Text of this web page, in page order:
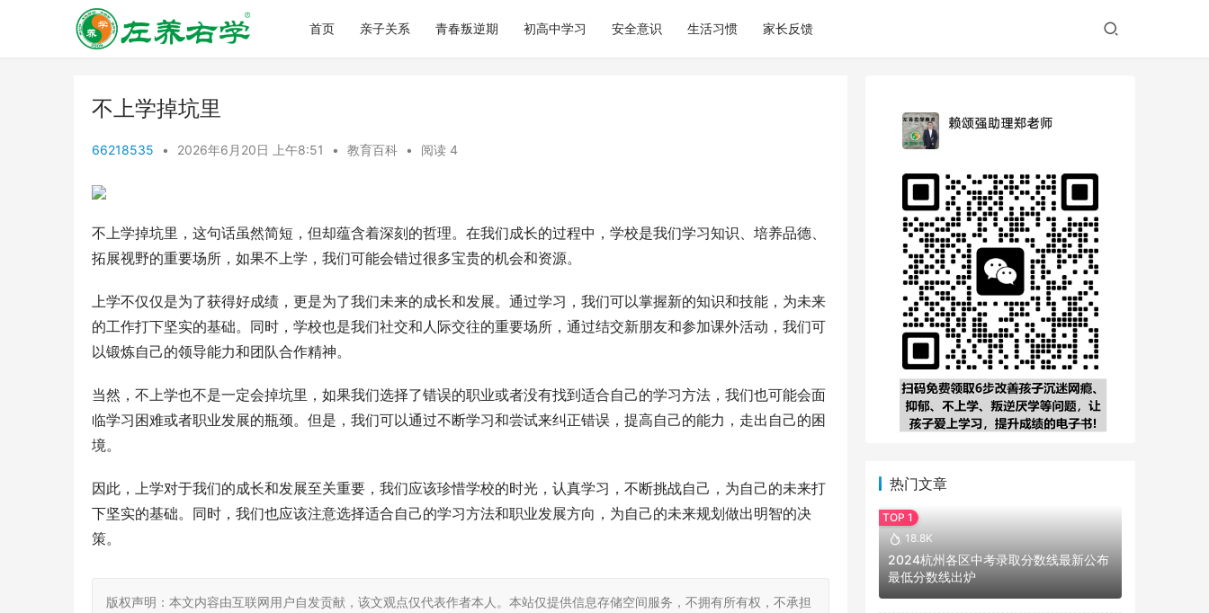
首页 亲子关系 青春叛逆期 初高中学习 安全意识 生活习惯 家长反馈
不上学掉坑里
66218535 • 2026年6月20日 上午8:51 • 教育百科 • 阅读 4
不上学掉坑里，这句话虽然简短，但却蕴含着深刻的哲理。在我们成长的过程中，学校是我们学习知识、培养品德、
拓展视野的重要场所，如果不上学，我们可能会错过很多宝贵的机会和资源。
上学不仅仅是为了获得好成绩，更是为了我们未来的成长和发展。通过学习，我们可以掌握新的知识和技能，为未来
的工作打下坚实的基础。同时，学校也是我们社交和人际交往的重要场所，通过结交新朋友和参加课外活动，我们可
以锻炼自己的领导能力和团队合作精神。
当然，不上学也不是一定会掉坑里，如果我们选择了错误的职业或者没有找到适合自己的学习方法，我们也可能会面
临学习困难或者职业发展的瓶颈。但是，我们可以通过不断学习和尝试来纠正错误，提高自己的能力，走出自己的困
境。
因此，上学对于我们的成长和发展至关重要，我们应该珍惜学校的时光，认真学习，不断挑战自己，为自己的未来打
下坚实的基础。同时，我们也应该注意选择适合自己的学习方法和职业发展方向，为自己的未来规划做出明智的决
策。
版权声明：本文内容由互联网用户自发贡献，该文观点仅代表作者本人。本站仅提供信息存储空间服务，不拥有所有权，不承担
热门文章
18.8K
2024杭州各区中考录取分数线最新公布
最低分数线出炉